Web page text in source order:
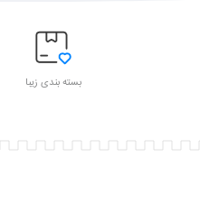
بسته بندی زیبا